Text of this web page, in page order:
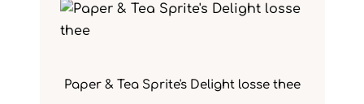
Paper & Tea Sprite's Delight losse thee